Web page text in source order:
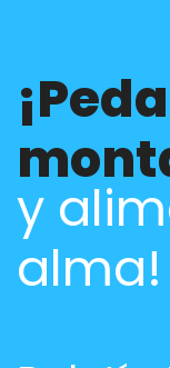
y
alma!